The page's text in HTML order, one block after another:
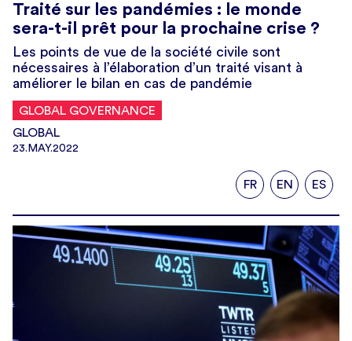
Traité sur les pandémies : le monde
sera-t-il prêt pour la prochaine crise ?
Les points de vue de la société civile sont
nécessaires à l’élaboration d’un traité visant à
améliorer le bilan en cas de pandémie
GLOBAL GOVERNANCE
GLOBAL
23.MAY.2022
FR EN ES